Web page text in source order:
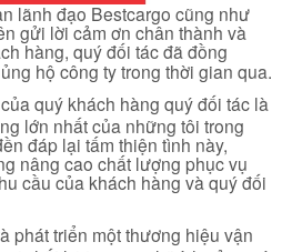
lãnh đạo Bestcargo cũng như
gửi lời cảm ơn chân thành và
hàng, quý đối tác đã đồng
hộ công ty trong thời gian qua.
quý khách hàng quý đối tác là
lớn nhất của những tôi trong
đáp lại tấm thiện tình này,
nâng cao chất lượng phục vụ
cầu của khách hàng và quý đối
phát triển một thương hiệu vận